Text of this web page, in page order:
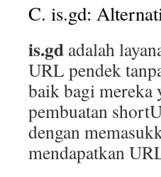
C. is.gd:
is.gd adalah
URL pendek
baik bagi mereka
pembuatan
dengan
mendapatkan